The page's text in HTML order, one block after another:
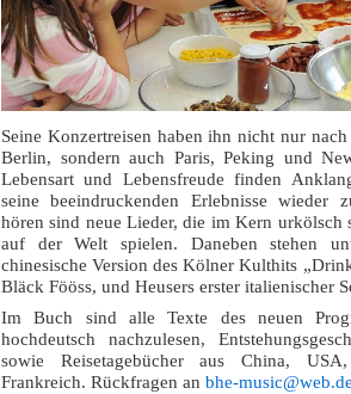
Seine Konzertreisen haben ihn nicht nur
Berlin, sondern auch Paris, Peking und
Lebensart und Lebensfreude finden
seine beeindruckenden Erlebnisse wieder
hören sind neue Lieder, die im Kern urkölsch
auf der Welt spielen. Daneben stehen
chinesische Version des Kölner Kulthits
Bläck Fööss, und Heusers erster italienischer
Im Buch sind alle Texte
des neuen
hochdeutsch
nachzulesen,
sowie Reisetagebücher
aus China,
Frankreich. Rückfragen an bhe-